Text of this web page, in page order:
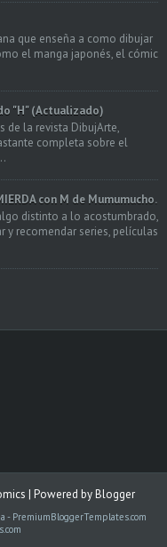
que enseña a como dibujar
el manga japonés, el cómic
"H" (Actualizado)
de la revista DibujArte,
completa sobre el
con M de Mumumucho.
distinto a lo acostumbrado,
y recomendar series, películas
| Powered byBlogger
- PremiumBloggerTemplates.com